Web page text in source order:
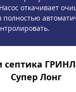
откачивает
полностью
Супер Лонг